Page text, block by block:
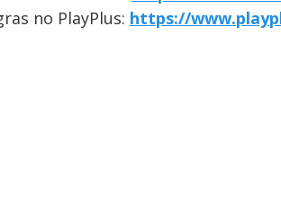
no PlayPlus: https://